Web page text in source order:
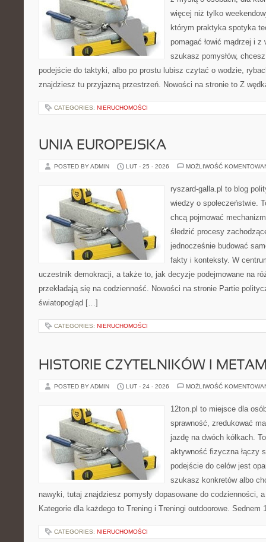
więcej niż tylko
którym praktyka spotyka
pomagać łowić mądrzej i
szukasz pomysłów,
podejście do taktyki, albo po prostu lubisz czytać o wodzie,
znajdziesz tu przyjazną przestrzeń. Nowości na stronie to Z
CATEGORIES: NIERUCHOMOŚCI
UNIA EUROPEJSKA
POSTED BY ADMIN LUT - 25 - 2026 MOŻLIWOŚĆ
ryszard-galla.pl to blog
wiedzy o społeczeństwie.
chcą pojmować
śledzić procesy
jednocześnie budować
fakty i konteksty. W
uczestnik demokracji, a także to, jak decyzje podejmowane na
przekładają się na codzienność. Nowości na stronie Partie
światopogląd […]
CATEGORIES: NIERUCHOMOŚCI
HISTORIE CZYTELNIKÓW I
POSTED BY ADMIN LUT - 24 - 2026 MOŻLIWOŚĆ
12ton.pl to miejsce dla
sprawność, zredukować
jazdę na dwóch kółkach.
aktywność fizyczna łączy
podejście do celów jest
szukasz konkretów albo
nawyki, tutaj znajdziesz pomysły dopasowane do codzienności,
Kategorie dla każdego to Trening i Treningi outdoorowe.
CATEGORIES: NIERUCHOMOŚCI